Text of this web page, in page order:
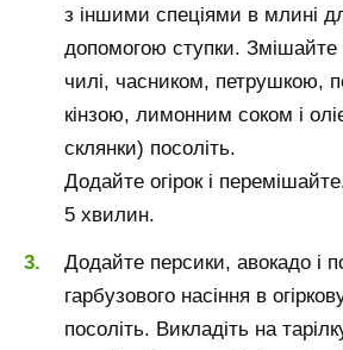
з іншими спеціями в млині
допомогою ступки. Змішайте
чилі, часником, петрушкою,
кінзою, лимонним соком і
склянки) посоліть.
Додайте огірок і
5 хвилин.
Додайте персики, авокадо і
гарбузового насіння в
посоліть. Викладіть на